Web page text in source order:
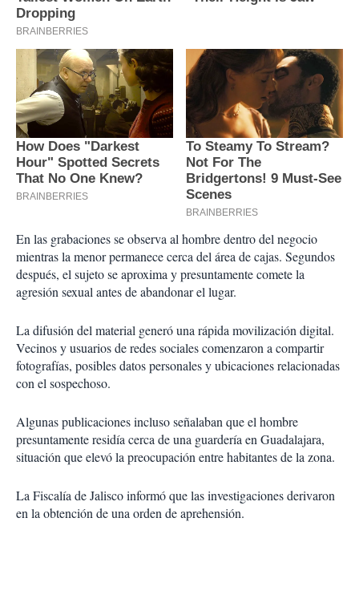
En las grabaciones se observa al hombre dentro del negocio
mientras la menor permanece cerca del área de cajas. Segundos
después, el sujeto se aproxima y presuntamente comete la
agresión sexual antes de abandonar el lugar.
La difusión del material generó una rápida movilización digital.
Vecinos y usuarios de redes sociales comenzaron a compartir
fotografías, posibles datos personales y ubicaciones relacionadas
con el sospechoso.
Algunas publicaciones incluso señalaban que el hombre
presuntamente residía cerca de una guardería en Guadalajara,
situación que elevó la preocupación entre habitantes de la zona.
La Fiscalía de Jalisco informó que las investigaciones derivaron
en la obtención de una orden de aprehensión.